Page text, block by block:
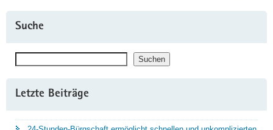
Suche
Suchen
Letzte Beiträge